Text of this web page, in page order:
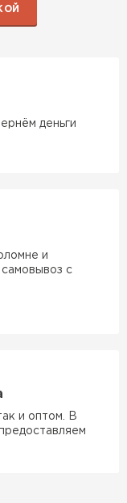
деньги
и
с
и оптом. В